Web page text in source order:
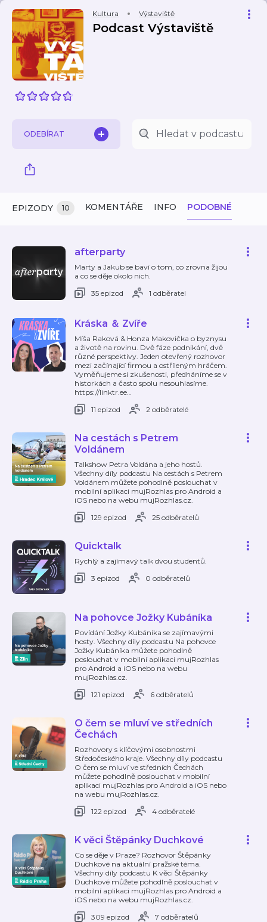
Kultura Výstaviště
Podcast Výstaviště
ODEBÍRAT
EPIZODY 10 KOMENTÁŘE INFO PODOBNÉ
afterparty
Marty a Jakub se baví o tom, co zrovna žijou
a co se děje okolo nich.
35 epizod
1 odběratel
Kráska ＆ Zvíře
Míša Raková & Honza Makovička o byznysu
a životě na rovinu. Dvě fáze podnikání, dvě
různé perspektivy. Jeden otevřený rozhovor
mezi začínající firmou a ostříleným hráčem.
Vyměňujeme si zkušenosti, předháníme se v
historkách a často spolu nesouhlasíme.
https://linktr.ee…
11 epizod
2 odběratelé
Na cestách s Petrem
Voldánem
Talkshow Petra Voldána a jeho hostů.
Všechny díly podcastu Na cestách s Petrem
Voldánem můžete pohodlně poslouchat v
mobilní aplikaci mujRozhlas pro Android a
iOS nebo na webu mujRozhlas.cz.
129 epizod
25 odběratelů
Quicktalk
Rychlý a zajímavý talk dvou studentů.
3 epizod
0 odběratelů
Na pohovce Jožky Kubáníka
Povídání Jožky Kubáníka se zajímavými
hosty. Všechny díly podcastu Na pohovce
Jožky Kubáníka můžete pohodlně
poslouchat v mobilní aplikaci mujRozhlas
pro Android a iOS nebo na webu
mujRozhlas.cz.
121 epizod
6 odběratelů
O čem se mluví ve středních
Čechách
Rozhovory s klíčovými osobnostmi
Středočeského kraje. Všechny díly podcastu
O čem se mluví ve středních Čechách
můžete pohodlně poslouchat v mobilní
aplikaci mujRozhlas pro Android a iOS nebo
na webu mujRozhlas.cz.
122 epizod
4 odběratelé
K věci Štěpánky Duchkové
Co se děje v Praze? Rozhovor Štěpánky
Duchkové na aktuální pražské téma.
Všechny díly podcastu K věci Štěpánky
Duchkové můžete pohodlně poslouchat v
mobilní aplikaci mujRozhlas pro Android a
iOS nebo na webu mujRozhlas.cz.
309 epizod
7 odběratelů